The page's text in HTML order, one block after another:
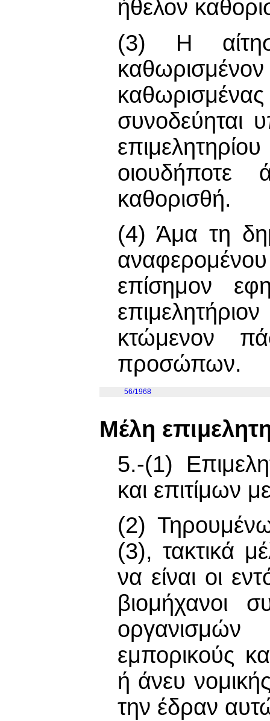
ήθελον
(3) Η
συνοδεύηται
καθορισθή.
(4) Άμα τη
επίσημον
κτώμενον
προσώπων.
56/1968
Μέλη
5.-(1)
και επιτίμων
(2)
(3), τακτικά
να είναι οι
βιομήχανοι
εμπορικούς
ή άνευ
την έδραν